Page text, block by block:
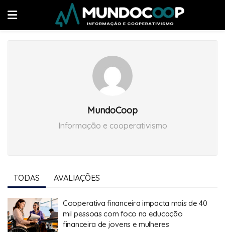
MundoCoop
Informação e cooperativismo
TODAS AVALIAÇÕES
Cooperativa financeira impacta mais de 40
mil pessoas com foco na educação
financeira de jovens e mulheres